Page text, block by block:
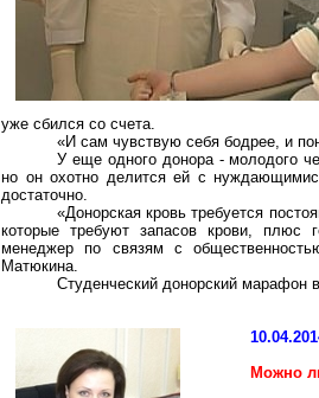
уже сбился со счета.
«И сам чувствую себя бодрее, и
У еще одного донора - молодого
но он охотно делится ей с
достаточно.
«Донорская кровь требуется
которые требуют запасов крови, плюс
менеджер по связям с
Матюкина.
Студенческий донорский марафон
Можно